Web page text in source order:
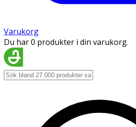
Varukorg
Du har 0 produkter i din varukorg.